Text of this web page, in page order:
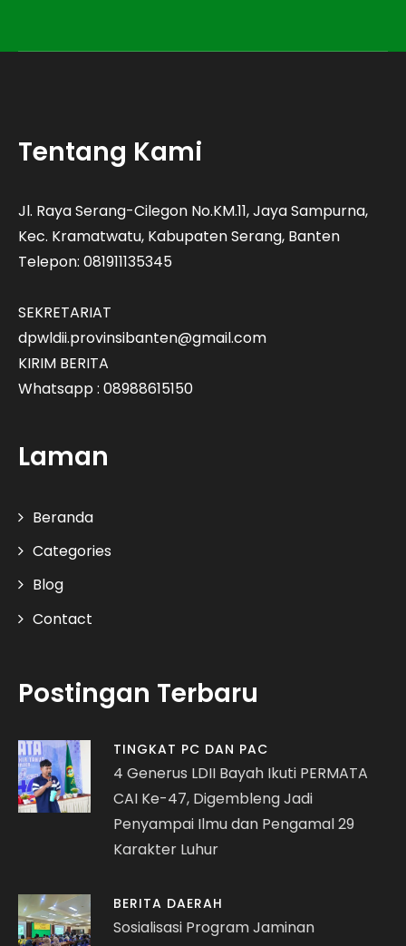
Tentang Kami
Jl. Raya Serang-Cilegon No.KM.11, Jaya Sampurna,
Kec. Kramatwatu, Kabupaten Serang, Banten
Telepon: 081911135345
SEKRETARIAT
dpwldii.provinsibanten@gmail.com
KIRIM BERITA
Whatsapp : 08988615150
Laman
Beranda
Categories
Blog
Contact
Postingan Terbaru
TINGKAT PC DAN PAC
4 Generus LDII Bayah Ikuti PERMATA
CAI Ke-47, Digembleng Jadi
Penyampai Ilmu dan Pengamal 29
Karakter Luhur
BERITA DAERAH
Sosialisasi Program Jaminan